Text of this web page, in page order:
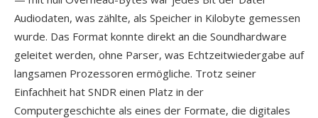
Audiodaten, was zählte, als Speicher in Kilobyte gemessen
wurde. Das Format konnte direkt an die Soundhardware
geleitet werden, ohne Parser, was Echtzeitwiedergabe auf
langsamen Prozessoren ermögliche. Trotz seiner
Einfachheit hat SNDR einen Platz in der
Computergeschichte als eines der Formate, die digitales